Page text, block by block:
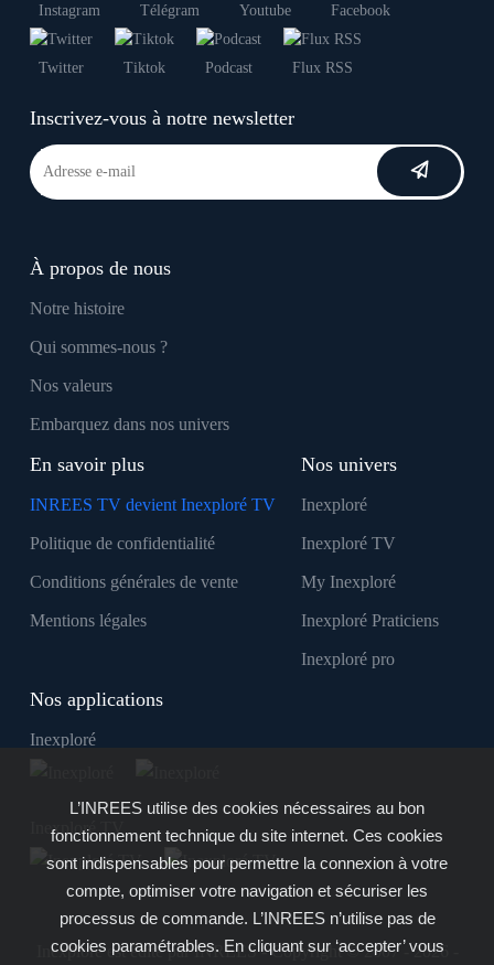
Instagram Télégram Youtube Facebook
Twitter Tiktok Podcast Flux RSS
Inscrivez-vous à notre newsletter
À propos de nous
Notre histoire
Qui sommes-nous ?
Nos valeurs
Embarquez dans nos univers
En savoir plus
INREES TV devient Inexploré TV
Politique de confidentialité
Conditions générales de vente
Mentions légales
Nos univers
Inexploré
Inexploré TV
My Inexploré
Inexploré Praticiens
Inexploré pro
Nos applications
Inexploré
Inexploré TV
Inexploré est édité par INREES - Copyright © 2007 - 2026 -
L’INREES utilise des cookies nécessaires au bon
fonctionnement technique du site internet. Ces cookies
sont indispensables pour permettre la connexion à votre
compte, optimiser votre navigation et sécuriser les
processus de commande. L’INREES n’utilise pas de
cookies paramétrables. En cliquant sur ‘accepter’ vous